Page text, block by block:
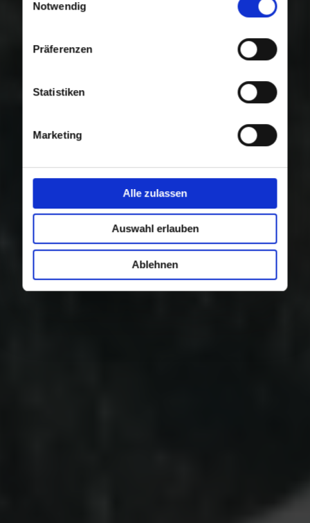
Nutzung der Dienste gesammelt haben.
Notwendig
Präferenzen
Statistiken
Marketing
Alle zulassen
Auswahl erlauben
Ablehnen